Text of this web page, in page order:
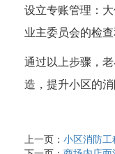
设立专账管理：
业主委员会的检
通过以上步骤，
造，提升小区的
上一页： 小区消防